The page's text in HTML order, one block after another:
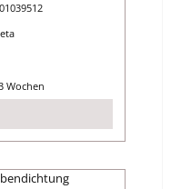
01039512
Preis:
Wochen